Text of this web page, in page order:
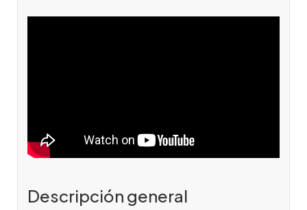
Descripción general